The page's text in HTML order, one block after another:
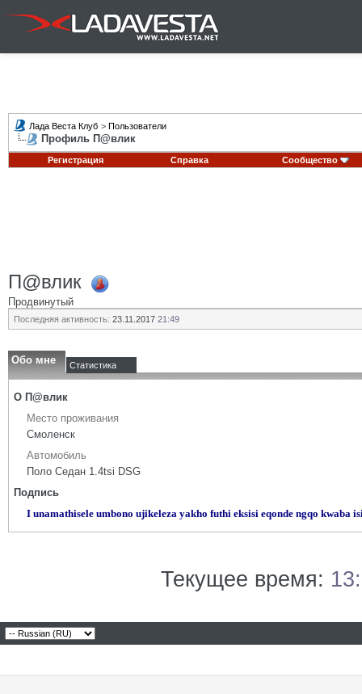
Лада Веста Клуб > Пользователи
Профиль П@влик
Регистрация Справка Сообщество
П@влик
Продвинутый
Последняя активность: 23.11.2017 21:49
Обо мне Статистика
О П@влик
Место проживания
Смоленск
Автомобиль
Поло Седан 1.4tsi DSG
Подпись
I unamathisele umbono ujikeleza yakho futhi eksisi eqonde ngqo kwaba
Текущее время: